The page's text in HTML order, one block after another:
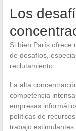
Los
Si bien París ofrece
de desafíos,
reclutamiento.
La alta
competencia
empresas
políticas de
trabajo estimulantes